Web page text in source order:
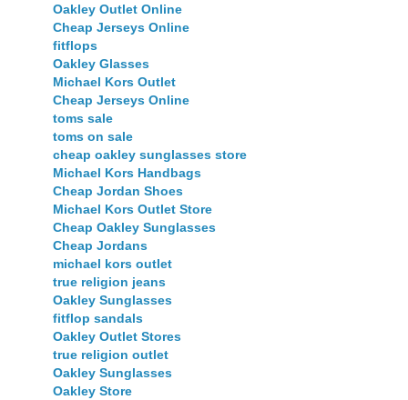
Oakley Outlet Online
Cheap Jerseys Online
fitflops
Oakley Glasses
Michael Kors Outlet
Cheap Jerseys Online
toms sale
toms on sale
cheap oakley sunglasses store
Michael Kors Handbags
Cheap Jordan Shoes
Michael Kors Outlet Store
Cheap Oakley Sunglasses
Cheap Jordans
michael kors outlet
true religion jeans
Oakley Sunglasses
fitflop sandals
Oakley Outlet Stores
true religion outlet
Oakley Sunglasses
Oakley Store